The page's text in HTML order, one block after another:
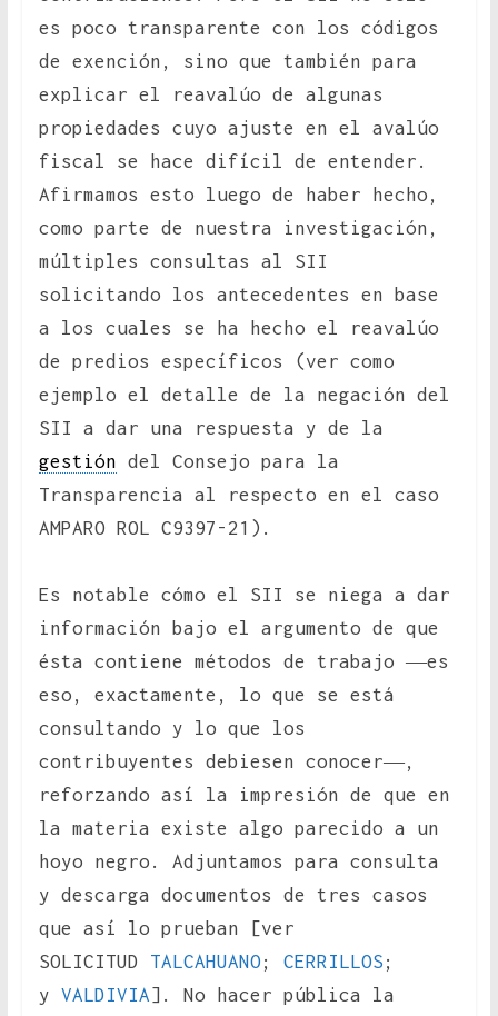
es poco transparente con los códigos
de exención, sino que también para
explicar el reavalúo de algunas
propiedades cuyo ajuste en el avalúo
fiscal se hace difícil de entender.
Afirmamos esto luego de haber hecho,
como parte de nuestra investigación,
múltiples consultas al SII
solicitando los antecedentes en base
a los cuales se ha hecho el reavalúo
de predios específicos (ver como
ejemplo el detalle de la negación del
SII a dar una respuesta y de la
gestión del Consejo para la
Transparencia al respecto en el caso
AMPARO ROL C9397-21).
Es notable cómo el SII se niega a dar
información bajo el argumento de que
ésta contiene métodos de trabajo ―es
eso, exactamente, lo que se está
consultando y lo que los
contribuyentes debiesen conocer―,
reforzando así la impresión de que en
la materia existe algo parecido a un
hoyo negro. Adjuntamos para consulta
y descarga documentos de tres casos
que así lo prueban [ver
SOLICITUD TALCAHUANO ; CERRILLOS ;
y VALDIVIA]. No hacer pública la